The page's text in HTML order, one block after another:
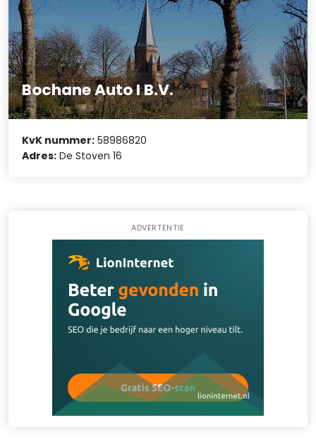
Bochane Auto I B.V.
KvK nummer: 58986820
Adres: De Stoven 16
ADVERTENTIE